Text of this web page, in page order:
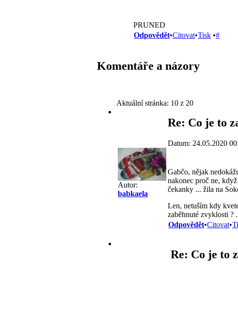
PRUNED
Odpovědět•Citovat•Tisk •#
Komentáře a názory
Aktuální stránka: 10 z 20
Autor:
babkaela
Re: Co je to
Datum: 24.05.2020
Gabčo, nějak
nakonec proč ne,
čekanky ... žila na
Len, netuším kdy
zaběhnuté zvyklosti ?
Odpovědět•Citovat•
Re: Co je to